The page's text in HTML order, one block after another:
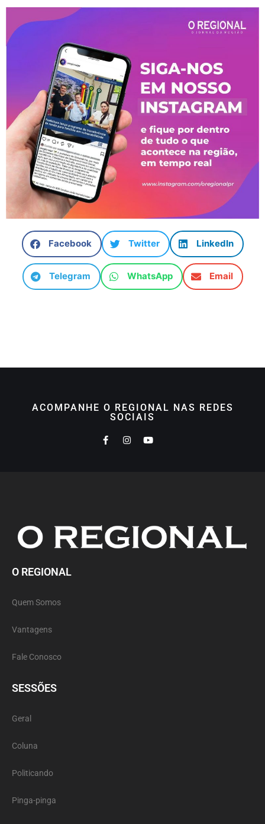
Facebook Twitter LinkedIn
Telegram WhatsApp Email
ACOMPANHE O REGIONAL NAS REDES
SOCIAIS
O REGIONAL
Quem Somos
Vantagens
Fale Conosco
SESSÕES
Geral
Coluna
Politicando
Pinga-pinga